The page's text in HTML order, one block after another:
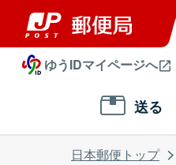
ゆうIDマイページへ
送る
日本郵便トップ